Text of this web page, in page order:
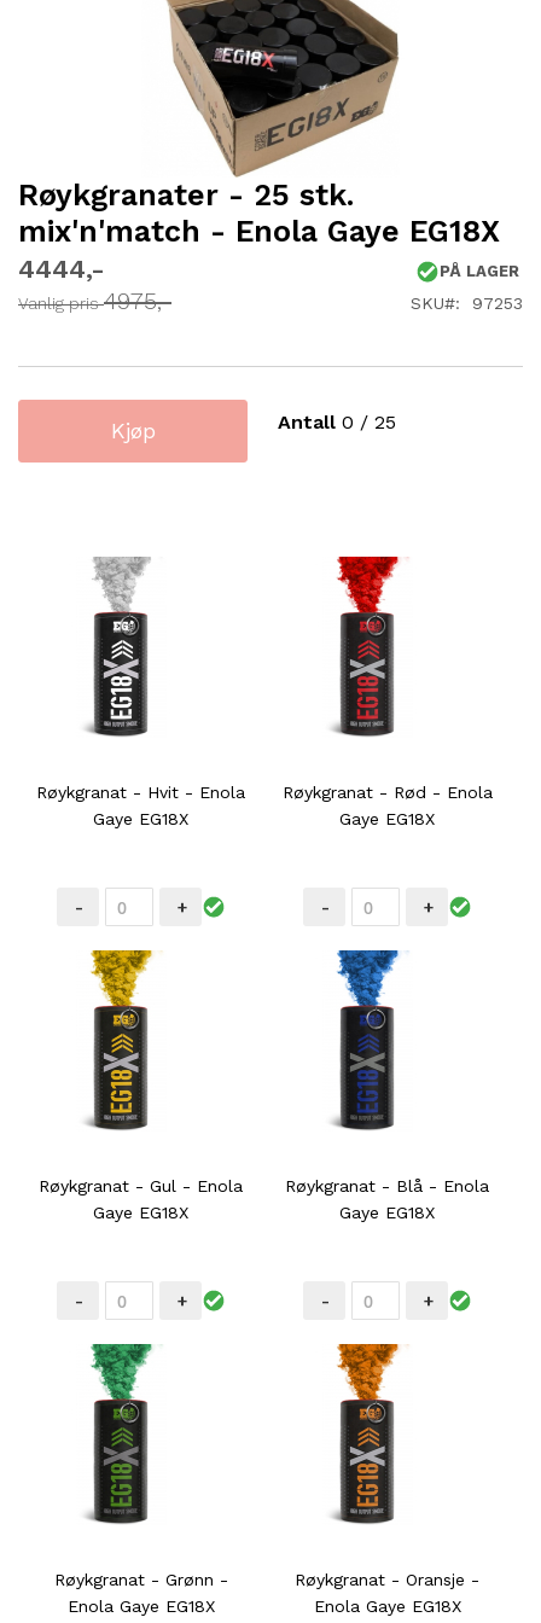
Røykgranater - 25 stk.
mix'n'match - Enola Gaye EG18X
4444
Vanlig pris 4975
PÅ LAGER
SKU 97253
Antall 0 / 25
Kjøp
Gå
begynnelsen
av
bildegalleri
Røykgranat - Hvit - Enola
Gaye EG18X
- +
Røykgranat - Rød - Enola
Gaye EG18X
- +
Røykgranat - Gul - Enola
Gaye EG18X
- +
Røykgranat - Blå - Enola
Gaye EG18X
- +
Røykgranat - Grønn -
Enola Gaye EG18X
Røykgranat - Oransje -
Enola Gaye EG18X